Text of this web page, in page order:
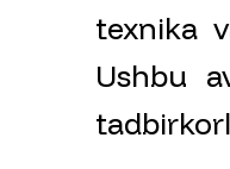
texnika
Ushbu